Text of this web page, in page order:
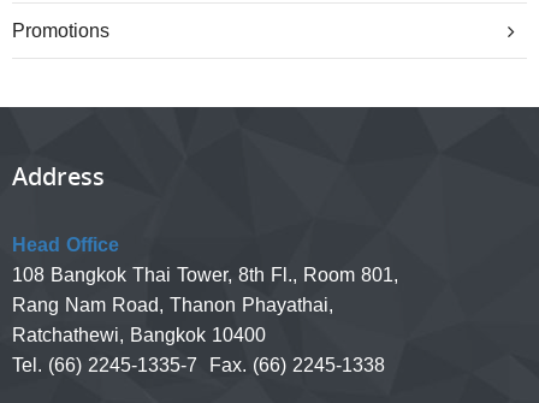
Promotions
Address
Head Office
108 Bangkok Thai Tower, 8th Fl., Room 801,
Rang Nam Road, Thanon Phayathai,
Ratchathewi, Bangkok 10400
Tel. (66) 2245-1335-7 Fax. (66) 2245-1338